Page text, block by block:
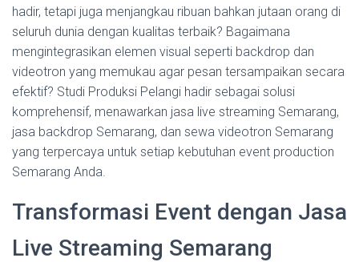
hadir, tetapi juga menjangkau ribuan bahkan jutaan orang di
seluruh dunia dengan kualitas terbaik? Bagaimana
mengintegrasikan elemen visual seperti backdrop dan
videotron yang memukau agar pesan tersampaikan secara
efektif? Studi Produksi Pelangi hadir sebagai solusi
komprehensif, menawarkan jasa live streaming Semarang,
jasa backdrop Semarang, dan sewa videotron Semarang
yang terpercaya untuk setiap kebutuhan event production
Semarang Anda.
Transformasi Event dengan Jasa
Live Streaming Semarang